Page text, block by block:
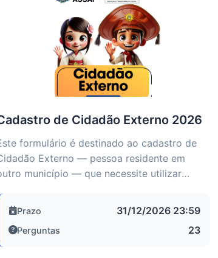
de Cidadão Externo 2026
formulário é destinado ao cadastro de
Externo — pessoa residente em
município — que necessite utilizar
Prazo 31/12/2026 23:59
Perguntas 23